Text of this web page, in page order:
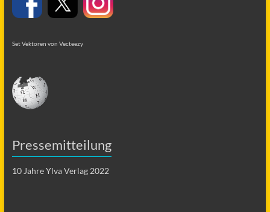
Set Vektoren von Vecteezy
Pressemitteilung
10 Jahre Ylva Verlag 2022